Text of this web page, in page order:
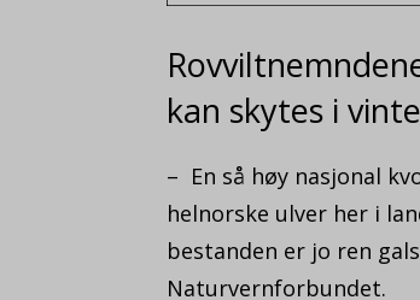
kan skytes i
– En så høy nasjonal
helnorske ulver her i
bestanden er jo ren
Naturvernforbundet.